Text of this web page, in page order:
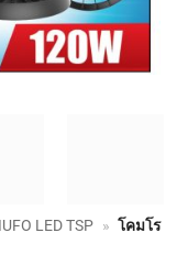
LED TSP » โคมโร